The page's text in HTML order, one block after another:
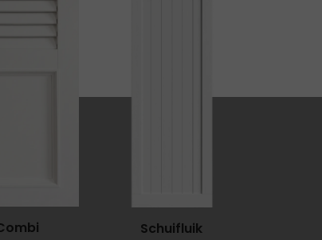
Schuifluik